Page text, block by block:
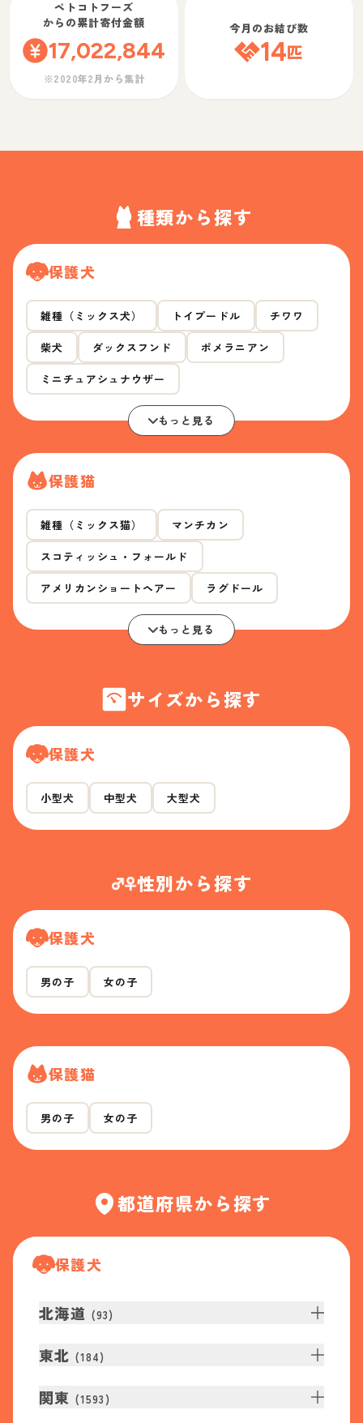
ペトコトフーズ
からの累計寄付金額
17,022,844
※2020年2月から集計
今月のお結び数
14匹
種類から探す
保護犬
雑種（ミックス犬） トイプードル チワワ
柴犬 ダックスフンド ポメラニアン
ミニチュアシュナウザー
もっと見る
保護猫
雑種（ミックス猫） マンチカン
スコティッシュ・フォールド
アメリカンショートヘアー ラグドール
もっと見る
サイズから探す
保護犬
小型犬 中型犬 大型犬
性別から探す
保護犬
男の子 女の子
保護猫
男の子 女の子
都道府県から探す
保護犬
北海道 (93)
東北 (184)
関東 (1593 )